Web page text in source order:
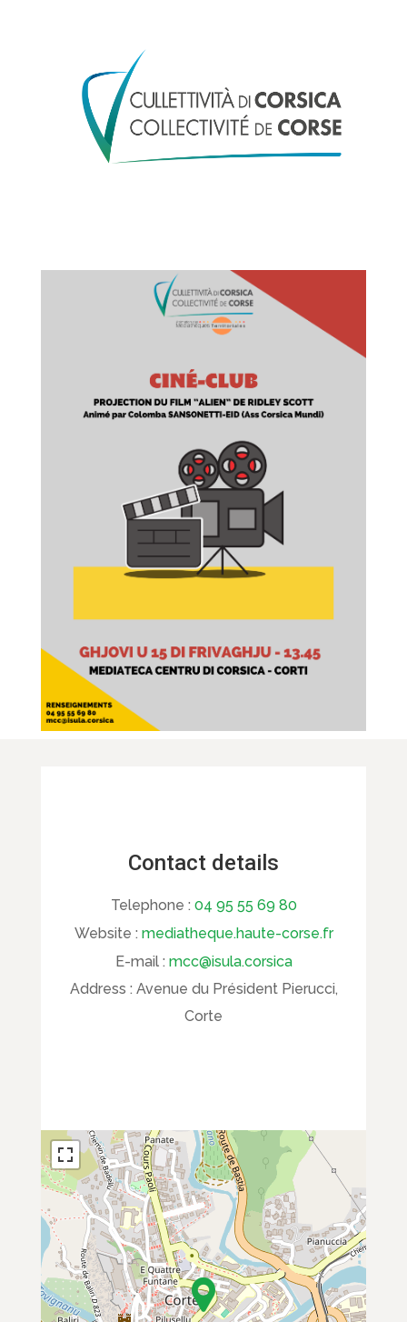
Contact details
Telephone : 04 95 55 69 80
Website : mediatheque.haute-corse.fr
E-mail : mcc@isula.corsica
Address : Avenue du Président Pierucci,
Corte